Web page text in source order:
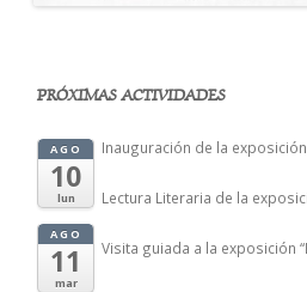
PRÓXIMAS ACTIVIDADES
AGO
10
lun
Inauguración de la
AGO
11
mar
Lectura Literaria de la
Visita guiada a la exposición